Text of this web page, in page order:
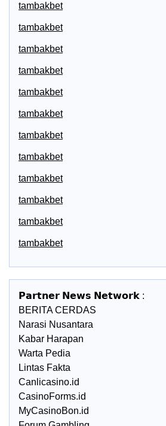
tambakbet
tambakbet
tambakbet
tambakbet
tambakbet
tambakbet
tambakbet
tambakbet
tambakbet
tambakbet
tambakbet
tambakbet
𝗣𝗮𝗿𝘁𝗻𝗲𝗿 𝗡𝗲𝘄𝘀 𝗡𝗲𝘁𝘄𝗼𝗿𝗸 :
BERITA CERDAS
Narasi Nusantara
Kabar Harapan
Warta Pedia
Lintas Fakta
Canlicasino.id
CasinoForms.id
MyCasinoBon.id